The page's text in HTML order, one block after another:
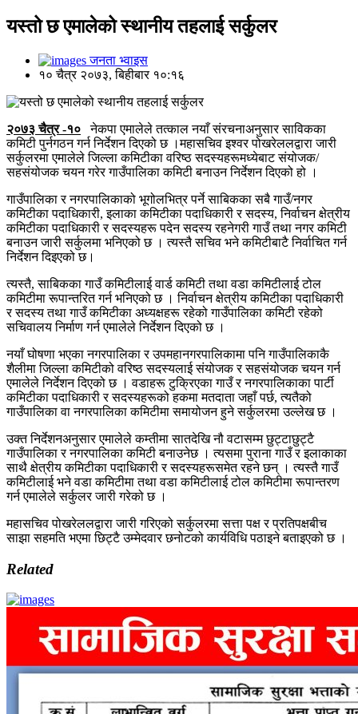
यस्तो छ एमालेको स्थानीय तहलाई सर्कुलर
जनता भ्वाइस
१० चैत्र २०७३, बिहीबार १०:१६
२०७३ चैत्र -१० नेकपा एमालेले तत्काल नयाँ संरचनाअनुसार साविकका
कमिटी पुर्नगठन गर्न निर्देशन दिएको छ ।महासचिव इश्वर पोखरेललद्वारा जारी
सर्कुलरमा एमालेले जिल्ला कमिटीका वरिष्ठ सदस्यहरूमध्येबाट संयोजक/
सहसंयोजक चयन गरेर गाउँपालिका कमिटी बनाउन निर्देशन दिएको हो ।
गाउँपालिका र नगरपालिकाको भूगोलभित्र पर्ने साबिकका सबै गाउँ/नगर
कमिटीका पदाधिकारी, इलाका कमिटीका पदाधिकारी र सदस्य, निर्वाचन क्षेत्रीय
कमिटीका पदाधिकारी र सदस्यहरू पदेन सदस्य रहनेगरी गाउँ तथा नगर कमिटी
बनाउन जारी सर्कुलमा भनिएको छ । त्यस्तै सचिव भने कमिटीबाटै निर्वाचित गर्न
निर्देशन दिइएको छ।
त्यस्तै, साबिकका गाउँ कमिटीलाई वार्ड कमिटी तथा वडा कमिटीलाई टोल
कमिटीमा रूपान्तरित गर्न भनिएको छ । निर्वाचन क्षेत्रीय कमिटीका पदाधिकारी
र सदस्य तथा गाउँ कमिटीका अध्यक्षहरू रहेको गाउँपालिका कमिटी रहेको
सचिवालय निर्माण गर्न एमालेले निर्देशन दिएको छ ।
नयाँ घोषणा भएका नगरपालिका र उपमहानगरपालिकामा पनि गाउँपालिकाकै
शैलीमा जिल्ला कमिटीको वरिष्ठ सदस्यलाई संयोजक र सहसंयोजक चयन गर्न
एमालेले निर्देशन दिएको छ । वडाहरू टुक्रिएका गाउँ र नगरपालिकाका पार्टी
कमिटीका पदाधिकारी र सदस्यहरूको हकमा मतदाता जहाँ पर्छ, त्यतैको
गाउँपालिका वा नगरपालिका कमिटीमा समायोजन हुने सर्कुलरमा उल्लेख छ ।
उक्त निर्देशनअनुसार एमालेले कम्तीमा सातदेखि नौ वटासम्म छुट्टाछुट्टै
गाउँपालिका र नगरपालिका कमिटी बनाउनेछ । त्यसमा पुराना गाउँ र इलाकाका
साथै क्षेत्रीय कमिटीका पदाधिकारी र सदस्यहरूसमेत रहने छन् । त्यस्तै गाउँ
कमिटीलाई भने वडा कमिटीमा तथा वडा कमिटीलाई टोल कमिटीमा रूपान्तरण
गर्न एमालेले सर्कुलर जारी गरेको छ ।
महासचिव पोखरेललद्वारा जारी गरिएको सर्कुलरमा सत्ता पक्ष र प्रतिपक्षबीच
साझा सहमति भएमा छिट्टै उम्मेदवार छनोटको कार्यविधि पठाइने बताइएको छ ।
Related